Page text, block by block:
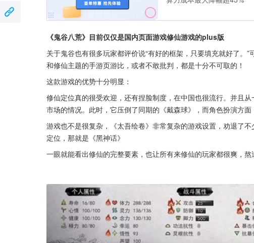
《鬼谷八荒》目前仅仅是国内页面游戏修仙游戏的plus版
关于鬼谷也有很多玩家都评价说“有好的框架，只要填充就好了。
和修仙主题的手游页游比，或者不敢批判，都是十分不可取的！
这款游戏的优势十分明显：
修仙定位真的很受欢迎，还有捏脸制度，在中国也很流行。并且
市场的情况。此时，它压倒了同期的《戴森球》，而角色扮演方
游戏也不是很复杂，《太吾绘卷》非常复杂的游戏设置，劝退了
定位，那就是《黑神话》
一眼就能看出修仙的完整要素，也让所有来修仙的玩家都很爽，